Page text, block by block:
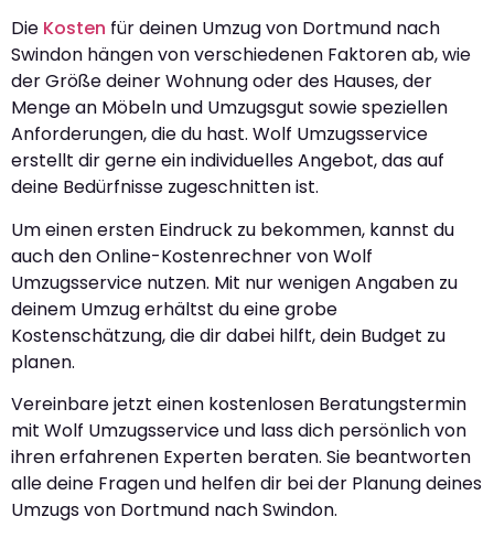
Die Kosten für deinen Umzug von Dortmund nach
Swindon hängen von verschiedenen Faktoren ab, wie
der Größe deiner Wohnung oder des Hauses, der
Menge an Möbeln und Umzugsgut sowie speziellen
Anforderungen, die du hast. Wolf Umzugsservice
erstellt dir gerne ein individuelles Angebot, das auf
deine Bedürfnisse zugeschnitten ist.
Um einen ersten Eindruck zu bekommen, kannst du
auch den Online-Kostenrechner von Wolf
Umzugsservice nutzen. Mit nur wenigen Angaben zu
deinem Umzug erhältst du eine grobe
Kostenschätzung, die dir dabei hilft, dein Budget zu
planen.
Vereinbare jetzt einen kostenlosen Beratungstermin
mit Wolf Umzugsservice und lass dich persönlich von
ihren erfahrenen Experten beraten. Sie beantworten
alle deine Fragen und helfen dir bei der Planung deines
Umzugs von Dortmund nach Swindon.